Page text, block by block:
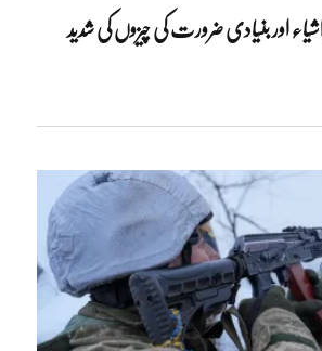
اور بنیادی ضرورت کی چیزوں کی شدید